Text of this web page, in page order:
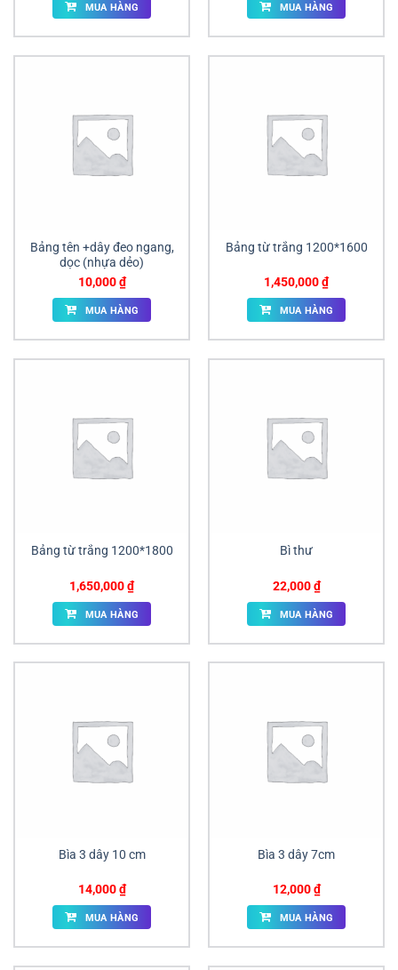
MUA HÀNG MUA HÀNG
Bảng tên +dây đeo ngang,
dọc (nhựa dẻo)
10,000₫
MUA HÀNG
Bảng từ trắng 1200*1600
1,450,000₫
MUA HÀNG
Bảng từ trắng 1200*1800
1,650,000₫
MUA HÀNG
Bì thư
22,000₫
MUA HÀNG
Bìa 3 dây 10 cm
14,000₫
MUA HÀNG
Bìa 3 dây 7cm
12,000₫
MUA HÀNG